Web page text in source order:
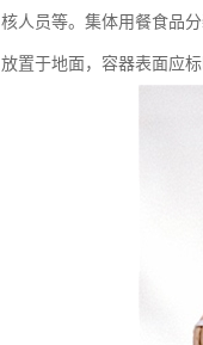
核人员等。集体用餐食品
放置于地面，容器表面应